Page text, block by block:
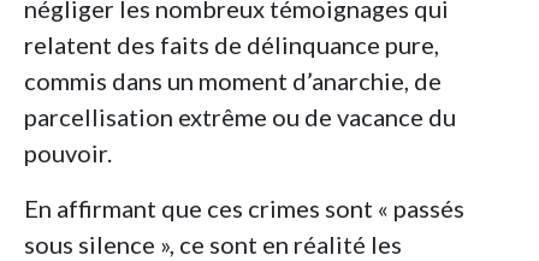
négliger les nombreux témoignages qui
relatent des faits de délinquance pure,
commis dans un moment d’anarchie, de
parcellisation extrême ou de vacance du
pouvoir.
En affirmant que ces crimes sont « passés
sous silence », ce sont en réalité les